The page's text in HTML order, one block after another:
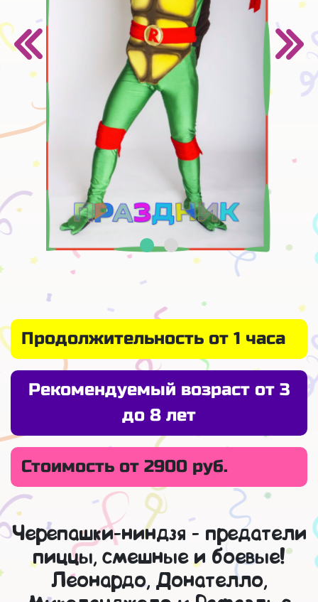
Продолжительность от 1 часа
Рекомендуемый возраст от 3
до 8 лет
Стоимость от 2900 руб.
Черепашки-ниндзя - предатели
пиццы, смешные и боевые!
Леонардо, Донателло,